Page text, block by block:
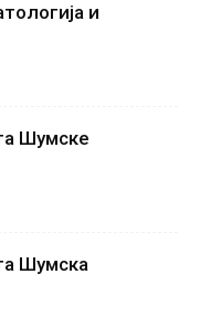
и
Шумске
Шумска